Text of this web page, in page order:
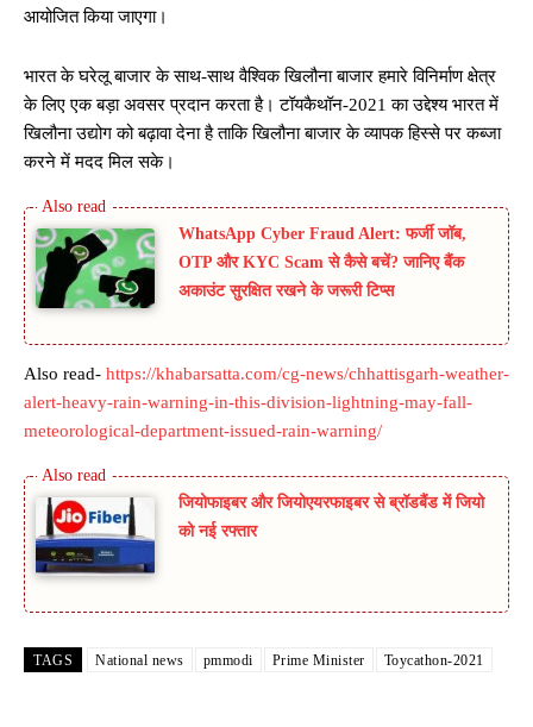
आयोजित किया जाएगा।
भारत के घरेलू बाजार के साथ-साथ वैश्विक खिलौना बाजार हमारे विनिर्माण क्षेत्र
के लिए एक बड़ा अवसर प्रदान करता है। टॉयकैथॉन-2021 का उद्देश्य भारत में
खिलौना उद्योग को बढ़ावा देना है ताकि खिलौना बाजार के व्यापक हिस्से पर कब्जा
करने में मदद मिल सके।
WhatsApp Cyber Fraud Alert: फर्जी जॉब,
OTP और KYC Scam से कैसे बचें? जानिए बैंक
अकाउंट सुरक्षित रखने के जरूरी टिप्स
Also read- https://khabarsatta.com/cg-news/chhattisgarh-weather-
alert-heavy-rain-warning-in-this-division-lightning-may-fall-
meteorological-department-issued-rain-warning/
जियोफाइबर और जियोएयरफाइबर से ब्रॉडबैंड में जियो
को नई रफ्तार
TAGS National news pmmodi Prime Minister Toycathon-2021